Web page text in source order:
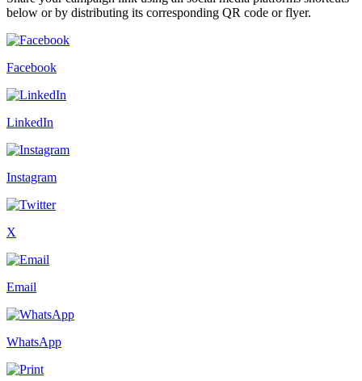
below or by distributing its corresponding QR code or flyer.
Facebook
LinkedIn
Instagram
X
Email
WhatsApp